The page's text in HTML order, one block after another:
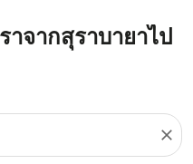
าจากสุราบายาไป
close